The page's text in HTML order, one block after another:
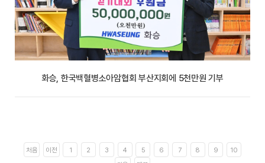
화승, 한국백혈병소아암협회 부산지회에 5천만원 기부
처음 이전 1 2 3 4 5 6 7 8 9
10